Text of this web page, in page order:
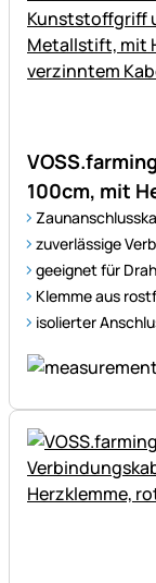
100cm, mit
zuverlässige
geeignet für
Klemme aus
isolierter